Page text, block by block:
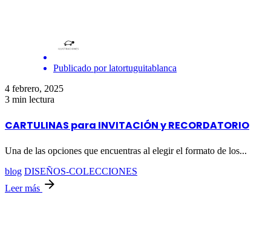
Publicado por latortuguitablanca
4 febrero, 2025
3 min lectura
CARTULINAS para INVITACIÓN y RECORDATORIO
Una de las opciones que encuentras al elegir el formato de los...
blog DISEÑOS-COLECCIONES
Leer más